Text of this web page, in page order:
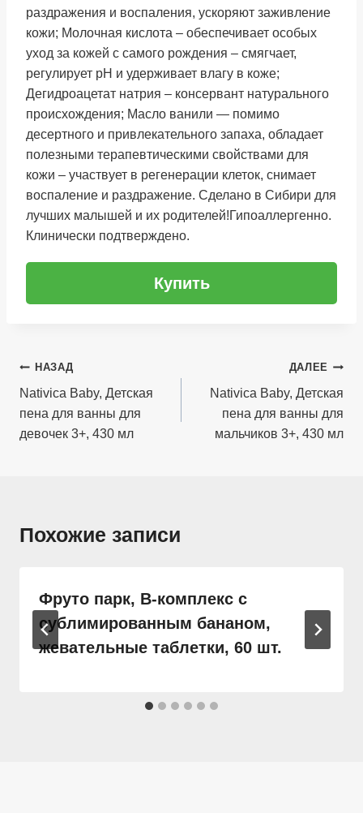
раздражения и воспаления, ускоряют заживление
кожи; Молочная кислота – обеспечивает особых
уход за кожей с самого рождения – смягчает,
регулирует pH и удерживает влагу в коже;
Дегидроацетат натрия – консервант натурального
происхождения; Масло ванили — помимо
десертного и привлекательного запаха, обладает
полезными терапевтическими свойствами для
кожи – участвует в регенерации клеток, снимает
воспаление и раздражение. Сделано в Сибири для
лучших малышей и их родителей!Гипоаллергенно.
Клинически подтверждено.
Купить
Навигация
по
записям
НАЗАД
Nativica Baby, Детская
пена для ванны для
девочек 3+, 430 мл
ДАЛЕЕ
Nativica Baby, Детская
пена для ванны для
мальчиков 3+, 430 мл
Похожие записи
Фруто парк, B-комплекс с
сублимированным бананом,
жевательные таблетки, 60 шт.